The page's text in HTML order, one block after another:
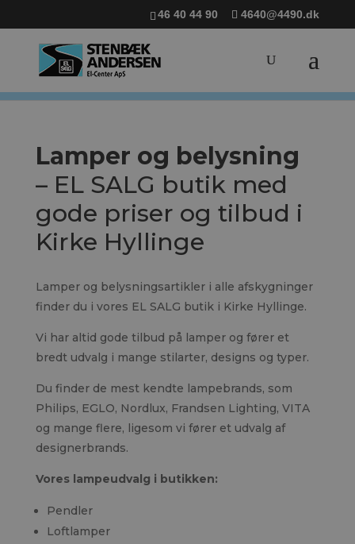
46 40 44 90 4640@4490.dk
Lamper og belysning
– EL SALG butik med
gode priser og tilbud i
Kirke Hyllinge
Lamper og belysningsartikler i alle afskygninger
finder du i vores EL SALG butik i Kirke Hyllinge.
Vi har altid gode tilbud på lamper og fører et
bredt udvalg i mange stilarter, designs og typer.
Du finder de mest kendte lampebrands, som
Philips, EGLO, Nordlux, Frandsen Lighting, VITA
og mange flere, ligesom vi fører et udvalg af
designerbrands.
Vores lampeudvalg i butikken:
Pendler
Loftlamper